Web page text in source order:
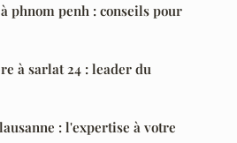
phnom penh : conseils pour
à sarlat 24 : leader du
: l'expertise à votre